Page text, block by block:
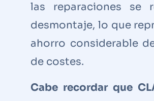
las reparaciones se
desmontaje, lo que
ahorro considerable
de costes.
Cabe recordar que